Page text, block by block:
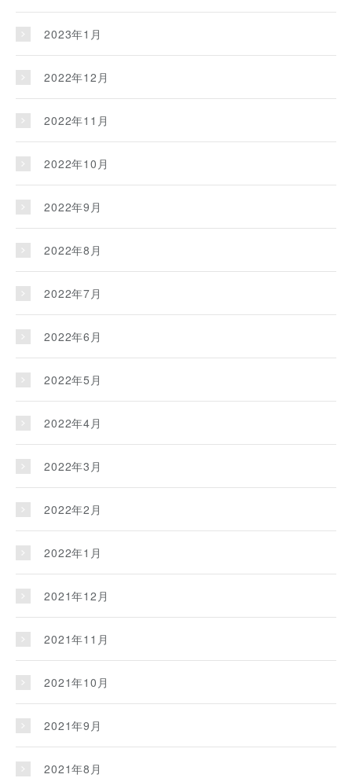
2023年1月
2022年12月
2022年11月
2022年10月
2022年9月
2022年8月
2022年7月
2022年6月
2022年5月
2022年4月
2022年3月
2022年2月
2022年1月
2021年12月
2021年11月
2021年10月
2021年9月
2021年8月